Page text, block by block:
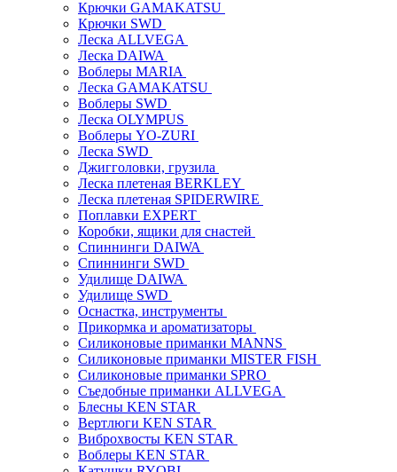
Крючки GAMAKATSU
Крючки SWD
Леска ALLVEGA
Леска DAIWA
Воблеры MARIA
Леска GAMAKATSU
Воблеры SWD
Леска OLYMPUS
Воблеры YO-ZURI
Леска SWD
Джигголовки, грузила
Леска плетеная BERKLEY
Леска плетеная SPIDERWIRE
Поплавки EXPERT
Коробки, ящики для снастей
Спиннинги DAIWA
Спиннинги SWD
Удилище DAIWA
Удилище SWD
Оснастка, инструменты
Прикормка и ароматизаторы
Силиконовые приманки MANNS
Силиконовые приманки MISTER FISH
Силиконовые приманки SPRO
Съедобные приманки ALLVEGA
Блесны KEN STAR
Вертлюги KEN STAR
Виброхвосты KEN STAR
Воблеры KEN STAR